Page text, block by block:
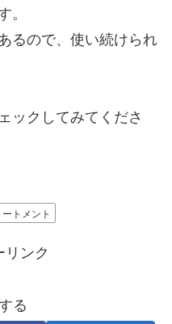
るので、使い続けられ
ックしてみてくださ
ートメント
ンク
る